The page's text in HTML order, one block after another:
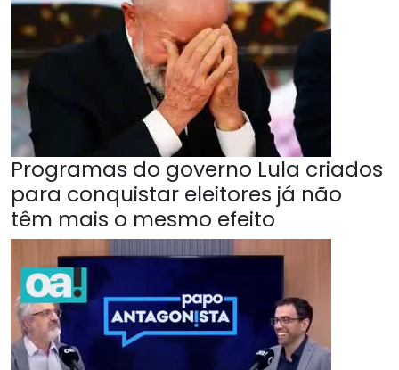
Programas do governo Lula criados
para conquistar eleitores já não
têm mais o mesmo efeito